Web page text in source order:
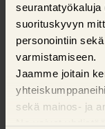
suorituskyvyn
personointiin
varmistamiseen.
Jaamme joitain
sekä mainos- ja